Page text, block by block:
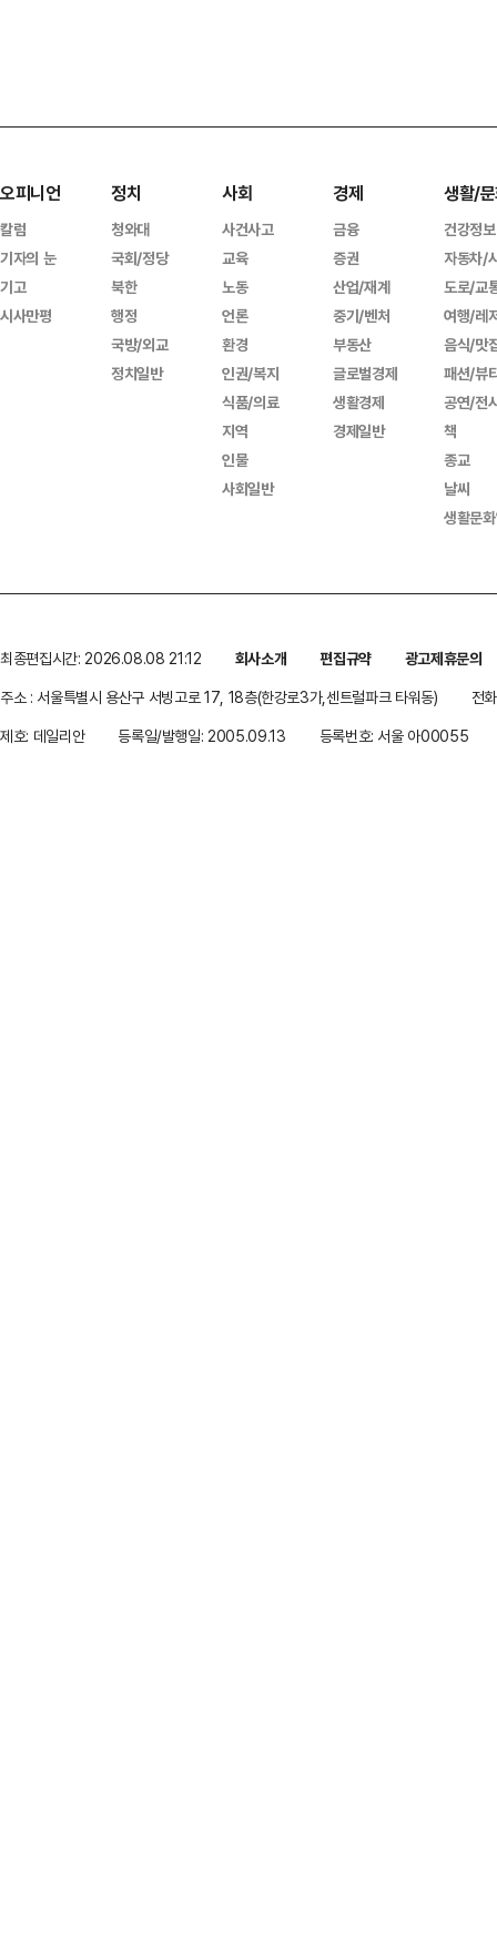
오피니언
칼럼
기자의 눈
기고
시사만평
정치
청와대
국회/정당
북한
행정
국방/외교
정치일반
사회
사건사고
교육
노동
언론
환경
인권/복지
식품/의료
지역
인물
사회일반
경제
금융
증권
산업/재계
중기/벤처
부동산
글로벌경제
생활경제
경제일반
생활/
건강정보
자동차/
도로/교
여행/레
음식/맛
패션/뷰
공연/전
책
종교
날씨
생활문
최종편집시간: 2026.08.08 21:12 회사소개 편집규약
광고제휴문의
주소 : 서울특별시 용산구 서빙고로 17, 18층(한강로3가,센트럴파크 타워동)
전
제호: 데일리안
등록일/발행일: 2005.09.13 등록번호: 서울 아00055